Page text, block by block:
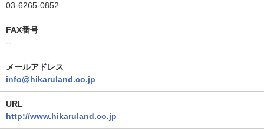
03-6265-0852
FAX番号
--
メールアドレス
info@hikaruland.co.jp
URL
http://www.hikaruland.co.jp